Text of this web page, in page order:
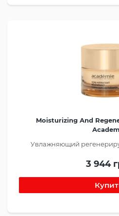
Moisturizing And
Увлажняющий
3 944